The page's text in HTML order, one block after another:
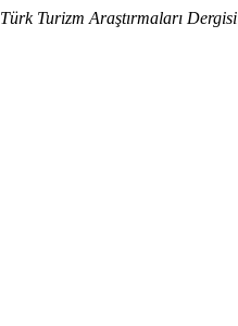
Türk Turizm Araştırmaları Dergisi